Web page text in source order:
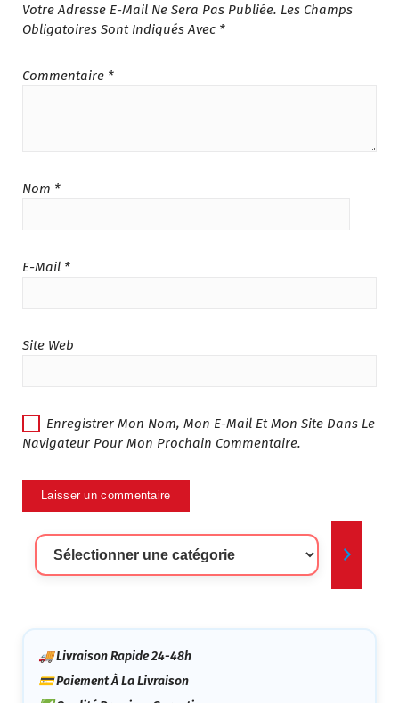
Votre Adresse E-Mail Ne Sera Pas Publiée. Les Champs
Obligatoires Sont Indiqués Avec *
Commentaire *
Nom *
E-Mail *
Site Web
Enregistrer Mon Nom, Mon E-Mail Et Mon Site Dans Le
Navigateur Pour Mon Prochain Commentaire.
Sélectionner
🚚 Livraison Rapide 24-48h
💳 Paiement À La Livraison